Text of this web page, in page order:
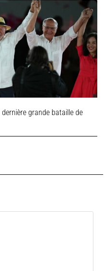
dernière grande bataille de